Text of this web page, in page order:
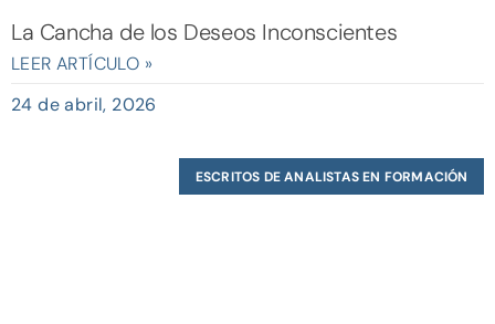
La Cancha de los Deseos Inconscientes
LEER ARTÍCULO »
24 de abril, 2026
ESCRITOS DE ANALISTAS EN FORMACIÓN